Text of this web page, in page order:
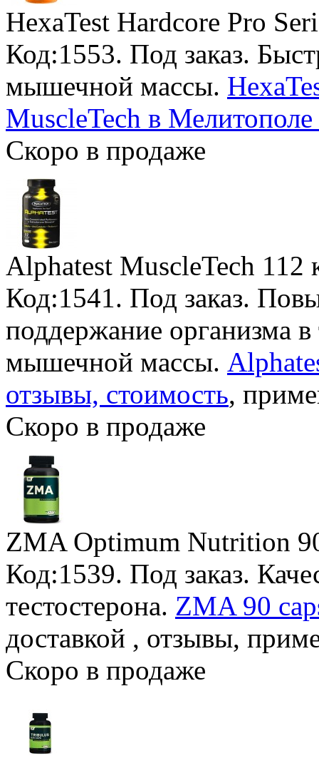
HexaTest Hardcore Pro
Код:1553. Под заказ.
мышечной массы.
MuscleTech в
Скоро в продаже
Alphatest MuscleTech 112
Код:1541. Под заказ.
поддержание организма
мышечной массы.
отзывы, стоимость,
Скоро в продаже
ZMA Optimum Nutrition
Код:1539. Под заказ.
тестостерона. ZMA 90
доставкой , отзывы,
Скоро в продаже